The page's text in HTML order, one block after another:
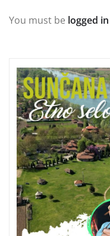
You must be logged in